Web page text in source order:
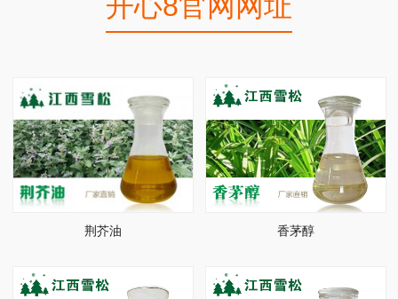
荆芥油 香茅醇